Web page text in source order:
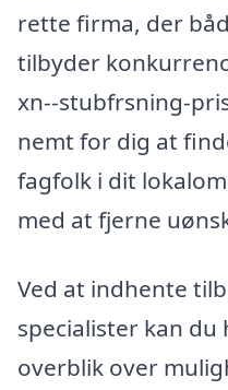
rette firma, der
tilbyder
xn--stubfrsning-
nemt for dig at
fagfolk i dit
med at fjerne
Ved at indhente
specialister kan
overblik over